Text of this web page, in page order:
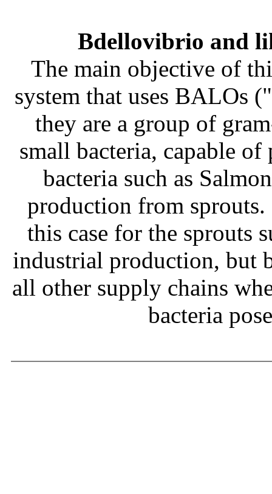
Bdellovibrio and
The main objective of
system that uses BALOs
they are a group of
small bacteria, capable
bacteria such as
production from
this case for the sprouts
industrial production, but
all other supply chains
bacteria